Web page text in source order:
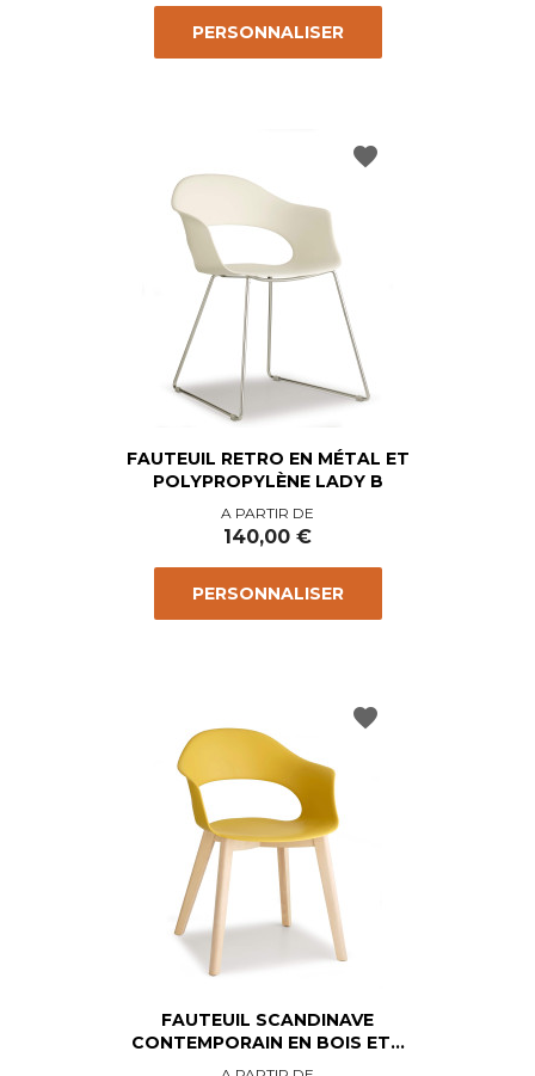
PERSONNALISER
FAUTEUIL RETRO EN MÉTAL ET
POLYPROPYLÈNE LADY B
Prix
A PARTIR DE
140,00 €
PERSONNALISER
favorite
FAUTEUIL SCANDINAVE
CONTEMPORAIN EN BOIS ET...
favorite